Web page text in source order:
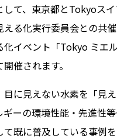
て、東京都とTokyoスイ
る化実行委員会との共
化イベント「Tokyo ミエ
催されます。
に見えない水素を「見
ギーの環境性能・先進性
既に普及している事例